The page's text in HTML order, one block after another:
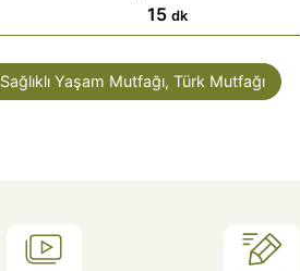
15d
a
k
i
dk
Sağlıklı Yaşam Mutfağı, Türk Mutfağı